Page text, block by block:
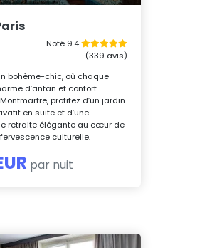
Noté 9.4
(339 avis)
bohème-chic, où chaque
d’antan et confort
profitez d’un jardin
en suite et d’une
retraite élégante au cœur de
culturelle.
par nuit